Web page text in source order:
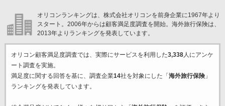
オリコンランキングは、株式会社オリコンを前身企業に1967年より
スタート。2006年からは顧客満足度調査を開始。海外旅行保険は、
2013年よりランキングを発表しています。
オリコン顧客満足度調査では、実際にサービスを利用した3,338人にアンケ
ート調査を実施。
満足度に関する回答を基に、調査企業14社を対象にした「 海外旅行保険」
ランキングを発表しています。